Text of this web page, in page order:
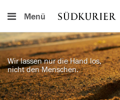
Menü
Wir lassen nur die Hand los,
nicht den Menschen.